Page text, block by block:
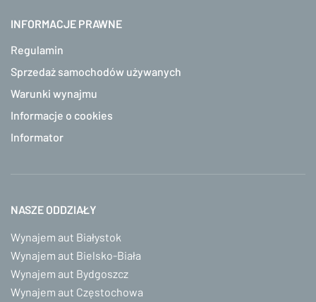
INFORMACJE PRAWNE
Regulamin
Sprzedaż samochodów używanych
Warunki wynajmu
Informacje o cookies
Informator
NASZE ODDZIAŁY
Wynajem aut Białystok
Wynajem aut Bielsko-Biała
Wynajem aut Bydgoszcz
Wynajem aut Częstochowa